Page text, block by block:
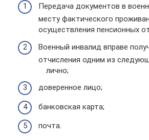
Передача документов в
месту фактического
осуществления пенсионных
Военный инвалид вправе
отчисления одним из
лично;
доверенное лицо;
банковская карта;
почта.